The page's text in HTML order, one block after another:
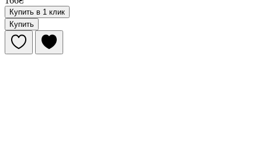
Купить в 1 клик
Купить